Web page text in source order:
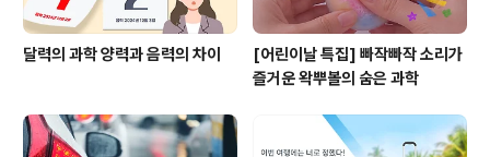
달력의 과학 양력과 음력의 차이
[어린이날 특집] 빠작빠작 소리가
즐거운 왁뿌볼의 숨은 과학